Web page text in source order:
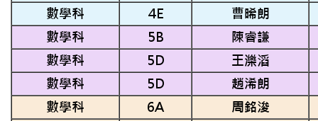
數學科
4E
曹晞朗
數學科
5B
陳睿謙
數學科
5D
王濼滔
數學科
5D
趙浠朗
數學科
6A
周銘浚